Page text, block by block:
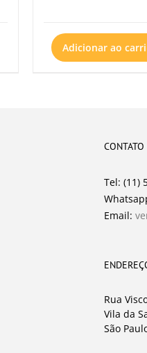
Adicionar ao
CONTATO
Tel: (11)
Email:
Rua
Vila da
São